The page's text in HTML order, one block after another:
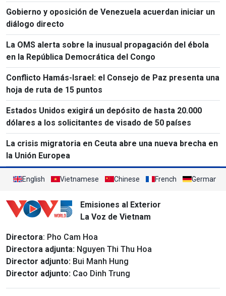
Gobierno y oposición de Venezuela acuerdan iniciar un
diálogo directo
La OMS alerta sobre la inusual propagación del ébola
en la República Democrática del Congo
Conflicto Hamás-Israel: el Consejo de Paz presenta una
hoja de ruta de 15 puntos
Estados Unidos exigirá un depósito de hasta 20.000
dólares a los solicitantes de visado de 50 países
La crisis migratoria en Ceuta abre una nueva brecha en
la Unión Europea
English Vietnamese Chinese French German
Emisiones al Exterior
La Voz de Vietnam
Directora: Pho Cam Hoa
Directora adjunta: Nguyen Thi Thu Hoa
Director adjunto: Bui Manh Hung
Director adjunto: Cao Dinh Trung